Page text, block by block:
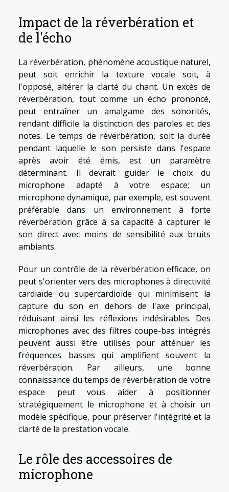
Impact de la réverbération et
de l'écho
La réverbération, phénomène acoustique naturel,
peut soit enrichir la texture vocale soit, à
l'opposé, altérer la clarté du chant. Un excès de
réverbération, tout comme un écho prononcé,
peut entraîner un amalgame des sonorités,
rendant difficile la distinction des paroles et des
notes. Le temps de réverbération, soit la durée
pendant laquelle le son persiste dans l'espace
après avoir été émis, est un paramètre
déterminant. Il devrait guider le choix du
microphone adapté à votre espace; un
microphone dynamique, par exemple, est souvent
préférable dans un environnement à forte
réverbération grâce à sa capacité à capturer le
son direct avec moins de sensibilité aux bruits
ambiants.
Pour un contrôle de la réverbération efficace, on
peut s'orienter vers des microphones à directivité
cardiaïde ou supercardioïde qui minimisent la
capture du son en dehors de l'axe principal,
réduisant ainsi les réflexions indésirables. Des
microphones avec des filtres coupe-bas intégrés
peuvent aussi être utilisés pour atténuer les
fréquences basses qui amplifient souvent la
réverbération. Par ailleurs, une bonne
connaissance du temps de réverbération de votre
espace peut vous aider à positionner
stratégiquement le microphone et à choisir un
modèle spécifique, pour préserver l'intégrité et la
clarté de la prestation vocale.
Le rôle des accessoires de
microphone